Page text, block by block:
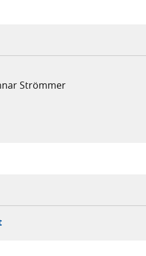
Strömmer
webbplats,
flik, extern webbplats,
- öppnar din e-postklient,